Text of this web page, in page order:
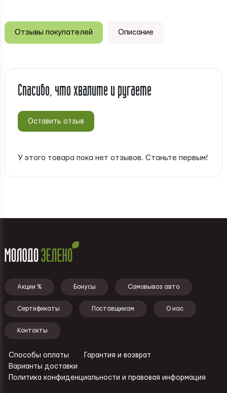
Отзывы покупателей Описание
Спасибо, что хвалите и ругаете
Оставить отзыв
У этого товара пока нет отзывов. Станьте первым!
Подвал - меню
Акции % Бонусы Самовывоз авто
Сертификаты Поставщикам О нас
Контакты
Ссылки - подвал
Способы оплаты
Гарантия и возврат
Варианты доставки
Политика конфиденциальности и правовая информация